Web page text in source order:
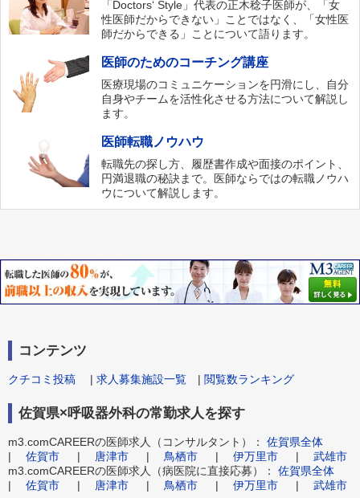
「Doctors‘ Style」代表の正木稔子医師が、「女
性医師だからできない」ことではなく、「女性医
師だからできる」ことについて語ります。
医師のためのコーチング講座
医療現場のコミュニケーションを円滑にし、自分
自身やチームを活性化させる方法について解説し
ます。
医師転職ノウハウ
転職先の探し方、履歴書作成や面接のポイント、
円満退職の秘訣まで。医師ならではの転職ノウハ
ウについて解説します。
コンテンツ
クチコミ投稿 | 求人募集施設一覧 | 閲覧数ランキング
佐賀県×呼吸器外科の常勤求人を探す
m3.comCAREERの医師求人（コンサルタント）： 佐賀県全体
| 佐賀市 | 唐津市 | 鳥栖市 | 伊万里市 | 武雄市
m3.comCAREERの医師求人（病医院に直接応募）： 佐賀県全体
| 佐賀市 | 唐津市 | 鳥栖市 | 伊万里市 | 武雄市